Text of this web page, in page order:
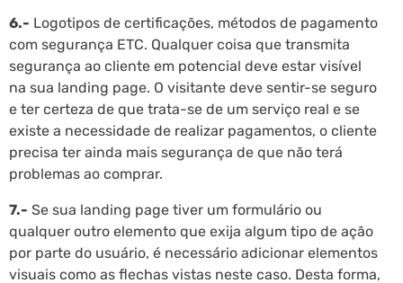
6.- Logotipos de certificações, métodos de pagamento
com segurança ETC. Qualquer coisa que transmita
segurança ao cliente em potencial deve estar visível
na sua landing page. O visitante deve sentir-se seguro
e ter certeza de que trata-se de um serviço real e se
existe a necessidade de realizar pagamentos, o cliente
precisa ter ainda mais segurança de que não terá
problemas ao comprar.
7.- Se sua landing page tiver um formulário ou
qualquer outro elemento que exija algum tipo de ação
por parte do usuário, é necessário adicionar elementos
visuais como as flechas vistas neste caso. Desta forma,